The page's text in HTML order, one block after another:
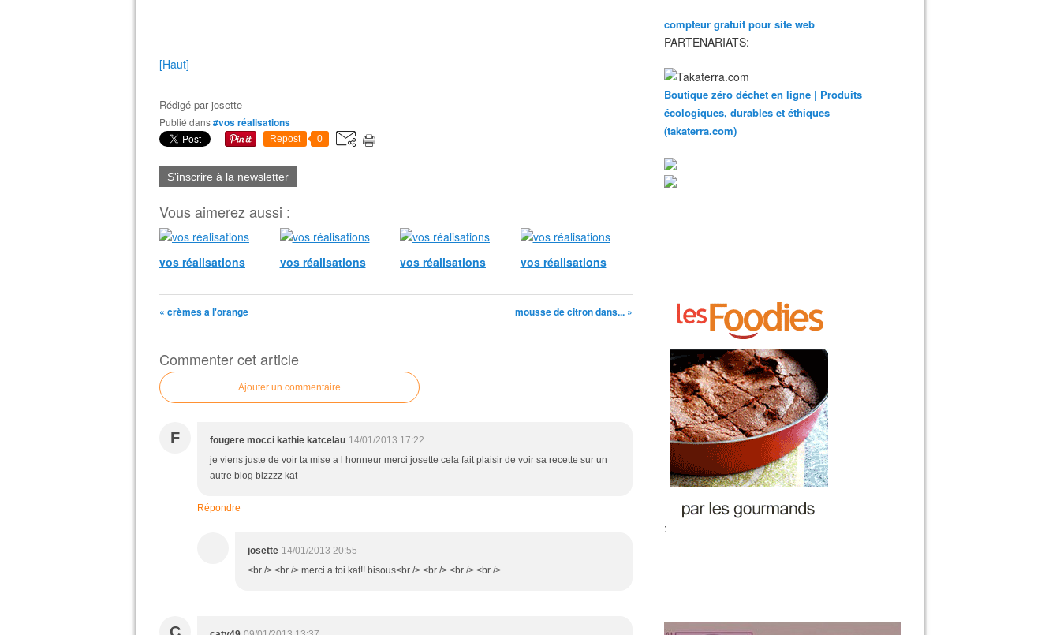
[Haut]
Rédigé parjosette
Publié dans#vos réalisations
Repost 0
S'inscrire à la newsletter
Vous aimerez aussi :
vos réalisations vos réalisations vos réalisations vos réalisations
« crèmes a l'orange mousse de citron dans... »
Commenter cet article
Ajouter un commentaire
F fougere mocci kathie katcelau 14/01/2013 17:22
je viens juste de voir ta mise a l honneur merci josette cela fait plaisir de voir sa recette sur un
autre blog bizzzz kat
Répondre
josette 14/01/2013 20:55
<br /> <br /> merci a toi kat!! bisous<br /> <br /> <br /> <br />
compteur gratuit pour site web
PARTENARIATS:
Boutique zéro déchet en ligne | Produits
écologiques, durables et éthiques
(takaterra.com)
: